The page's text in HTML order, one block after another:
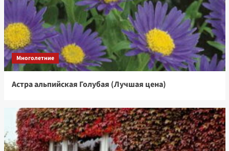
Многолетние
Астра альпийская Голубая (Лучшая цена)